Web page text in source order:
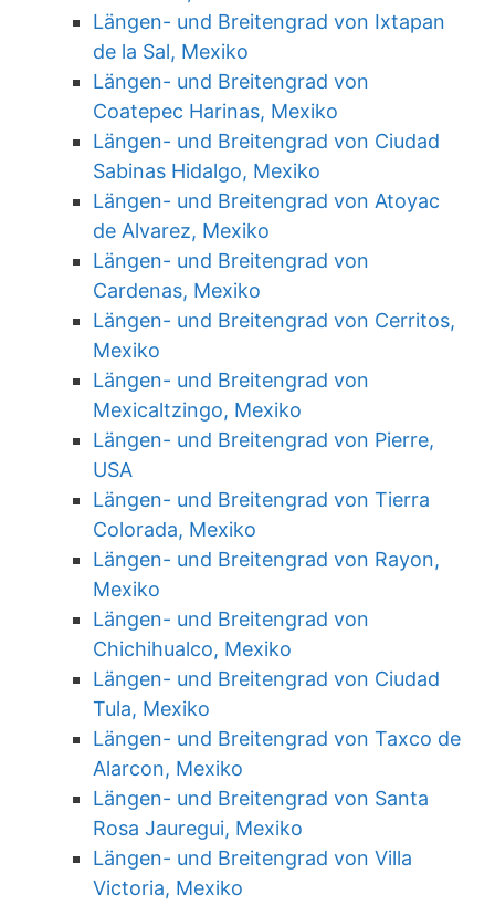
Längen- und Breitengrad von Ixtapan
de la Sal, Mexiko
Längen- und Breitengrad von
Coatepec Harinas, Mexiko
Längen- und Breitengrad von Ciudad
Sabinas Hidalgo, Mexiko
Längen- und Breitengrad von Atoyac
de Alvarez, Mexiko
Längen- und Breitengrad von
Cardenas, Mexiko
Längen- und Breitengrad von Cerritos,
Mexiko
Längen- und Breitengrad von
Mexicaltzingo, Mexiko
Längen- und Breitengrad von Pierre,
USA
Längen- und Breitengrad von Tierra
Colorada, Mexiko
Längen- und Breitengrad von Rayon,
Mexiko
Längen- und Breitengrad von
Chichihualco, Mexiko
Längen- und Breitengrad von Ciudad
Tula, Mexiko
Längen- und Breitengrad von Taxco de
Alarcon, Mexiko
Längen- und Breitengrad von Santa
Rosa Jauregui, Mexiko
Längen- und Breitengrad von Villa
Victoria, Mexiko